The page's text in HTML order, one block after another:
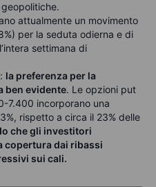
geopolitiche.
attualmente un movimento
per la seduta odierna e di
settimana di
la preferenza per la
ben evidente. Le opzioni put
7.400 incorporano una
rispetto a circa il 23% delle
che gli investitori
copertura dai ribassi
sui cali.